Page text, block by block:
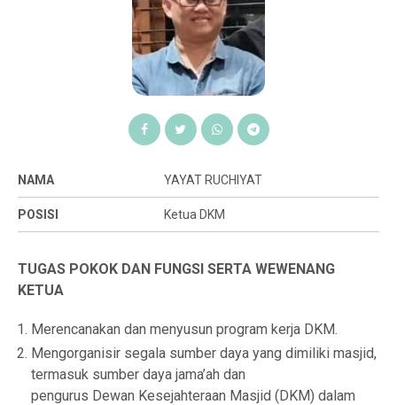
NAMA YAYAT RUCHIYAT
POSISI Ketua DKM
TUGAS POKOK DAN FUNGSI SERTA WEWENANG
KETUA
Merencanakan dan menyusun program kerja DKM.
Mengorganisir segala sumber daya yang dimiliki masjid,
termasuk sumber daya jama’ah dan
pengurus Dewan Kesejahteraan Masjid (DKM) dalam